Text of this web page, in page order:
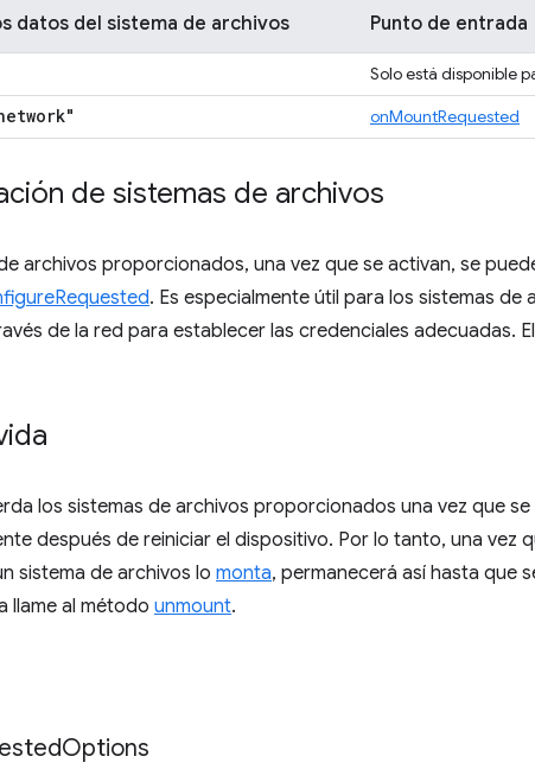
datos del sistema de archivos Punto de entrada
Solo está disponible
onMountRequested
de sistemas de archivos
archivos proporcionados, una vez que se activan, se
. Es especialmente útil para los sistemas
de la red para establecer las credenciales adecuadas.
los sistemas de archivos proporcionados una vez que
después de reiniciar el dispositivo. Por lo tanto, una vez
sistema de archivos lo monta, permanecerá así hasta que
llame al método unmount.
Options